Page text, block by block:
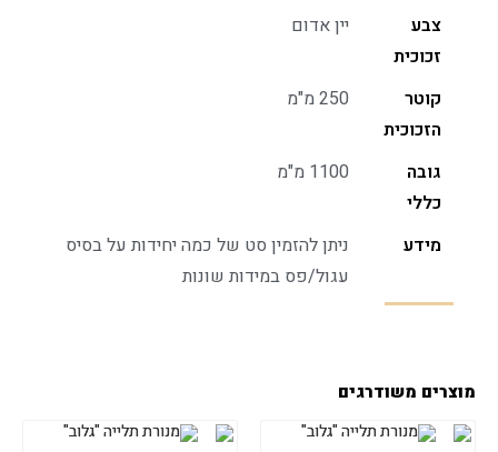
צבע
זכוכית
יין אדום
קוטר
הזכוכית
250 מ"מ
גובה
כללי
1100 מ"מ
מידע
ניתן להזמין סט של כמה יחידות על בסיס
עגול/פס במידות שונות
מוצרים משודרגים